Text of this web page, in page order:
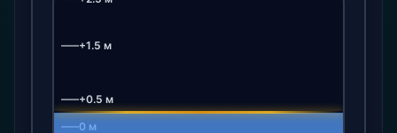
+1.5 м
+0.5 м
0 м